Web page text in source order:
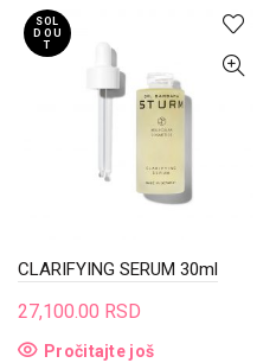
SOL
D OU
T
CLARIFYING SERUM 30ml
27,100.00 RSD
Pročitajte još